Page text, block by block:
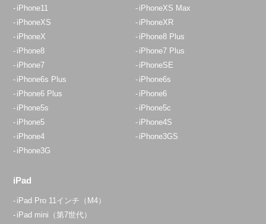
iPhone11
iPhoneXS Max
iPhoneXS
iPhoneXR
iPhoneX
iPhone8 Plus
iPhone8
iPhone7 Plus
iPhone7
iPhoneSE
iPhone6s Plus
iPhone6s
iPhone6 Plus
iPhone6
iPhone5s
iPhone5c
iPhone5
iPhone4S
iPhone4
iPhone3GS
iPhone3G
iPad
iPad Pro 11インチ（M4）
iPad mini（第7世代）